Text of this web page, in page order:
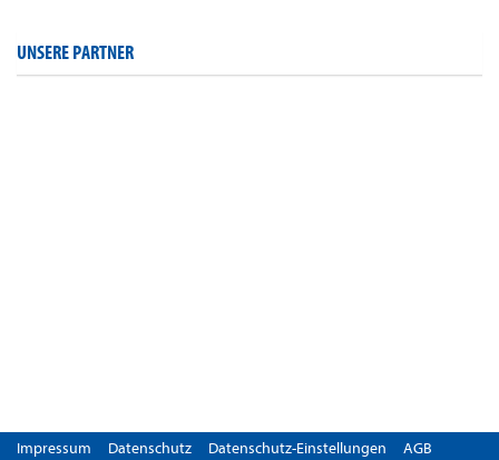
UNSERE PARTNER
Impressum Datenschutz Datenschutz-Einstellungen AGB